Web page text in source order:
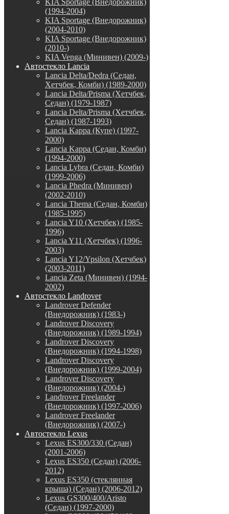
(1994-2004)
KIA Sportage (Внедорожник)
(2004-2010)
KIA Sportage (Внедорожник)
(2010-)
KIA Venga (Минивен) (2009-)
Автостекло Lancia
Lancia Delta/Dedra (Седан,
Хетчбек, Комби) (1989-2000)
Lancia Delta/Prisma (Хетчбек,
Седан) (1979-1987)
Lancia Delta/Prisma (Хетчбек,
Седан) (1987-1993)
Lancia Kappa (Купе) (1997-
2000)
Lancia Kappa (Седан, Комби)
(1994-2000)
Lancia Lybra (Седан, Комби)
(1999-2006)
Lancia Phedra (Минивен)
(2002-2010)
Lancia Thema (Седан, Комби)
(1985-1995)
Lancia Y10 (Хетчбек) (1985-
1996)
Lancia Y11 (Хетчбек) (1996-
2003)
Lancia Y12/Ypsilon (Хетчбек)
(2003-2011)
Lancia Zeta (Минивен) (1994-
2002)
Автостекло Landrover
Landrover Defender
(Внедорожник) (1983-)
Landrover Discovery
(Внедорожник) (1989-1994)
Landrover Discovery
(Внедорожник) (1994-1998)
Landrover Discovery
(Внедорожник) (1999-2004)
Landrover Discovery
(Внедорожник) (2004-)
Landrover Freelander
(Внедорожник) (1997-2006)
Landrover Freelander
(Внедорожник) (2007-)
Автостекло Lexus
Lexus ES300/330 (Седан)
(2001-2006)
Lexus ES350 (Седан) (2006-
2012)
Lexus ES350 (стеклянная
крыша) (Седан) (2006-2012)
Lexus GS300/400/Aristo
(Седан) (1997-2000)